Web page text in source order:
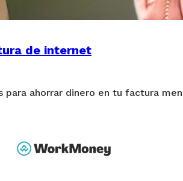
de internet
para ahorrar dinero en tu factura